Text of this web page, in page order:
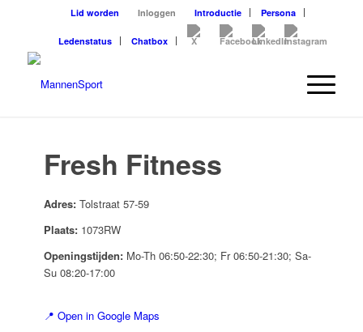
Lid worden Inloggen Introductie Persona
Ledenstatus Chatbox
Fresh Fitness
Adres:Tolstraat 57-59
Plaats:1073RW
Openingstijden:Mo-Th 06:50-22:30; Fr 06:50-21:30; Sa-
Su 08:20-17:00
📍 Open in Google Maps